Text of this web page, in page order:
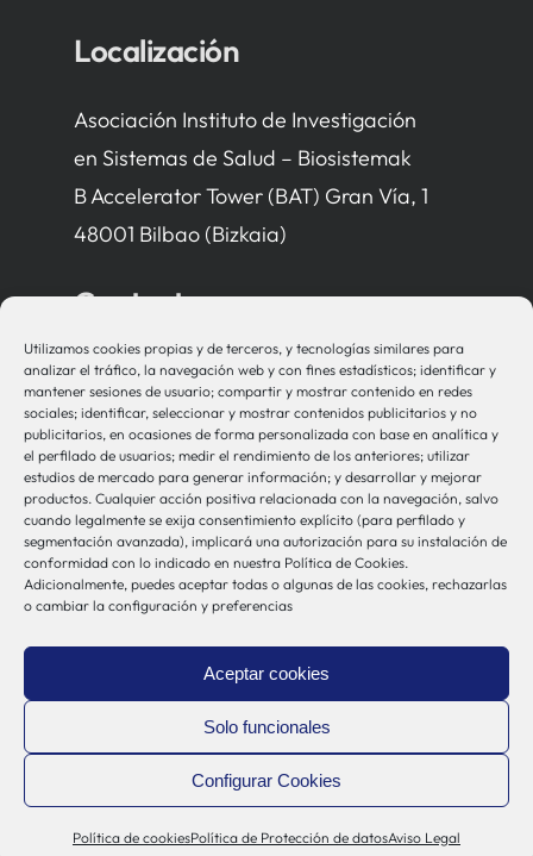
Utilizamos cookies propias y de terceros, y tecnologías similares para
analizar el tráfico, la navegación web y con fines estadísticos; identificar y
mantener sesiones de usuario; compartir y mostrar contenido en redes
sociales; identificar, seleccionar y mostrar contenidos publicitarios y no
publicitarios, en ocasiones de forma personalizada con base en analítica y
el perfilado de usuarios; medir el rendimiento de los anteriores; utilizar
estudios de mercado para generar información; y desarrollar y mejorar
productos. Cualquier acción positiva relacionada con la navegación, salvo
cuando legalmente se exija consentimiento explícito (para perfilado y
segmentación avanzada), implicará una autorización para su instalación de
conformidad con lo indicado en nuestra Política de Cookies.
Adicionalmente, puedes aceptar todas o algunas de las cookies, rechazarlas
o cambiar la configuración y preferencias
Aceptar cookies
Solo funcionales
Configurar Cookies
Política de cookiesPolítica de Protección de datosAviso Legal
Localización
Asociación Instituto de Investigación
en Sistemas de Salud – Biosistemak
B Accelerator Tower (BAT) Gran Vía, 1
48001 Bilbao (Bizkaia)
Contacto
bio-sistemak@bio-sistemak.eus
944 00 77 90
Otros Enlaces
Osakidetza
Política de Privacidad
Política de Cookies